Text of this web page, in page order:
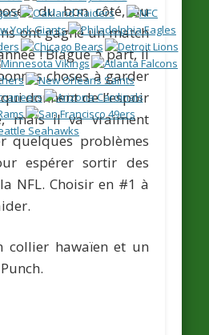
du bon côté, au
ont gagné un match
! Blague à part, il
choses à garder
donnent de l’espoir
mais il va vraiment
quelques problèmes
espérer sortir des
NFL. Choisir en #1 à
collier hawaïen et un
.